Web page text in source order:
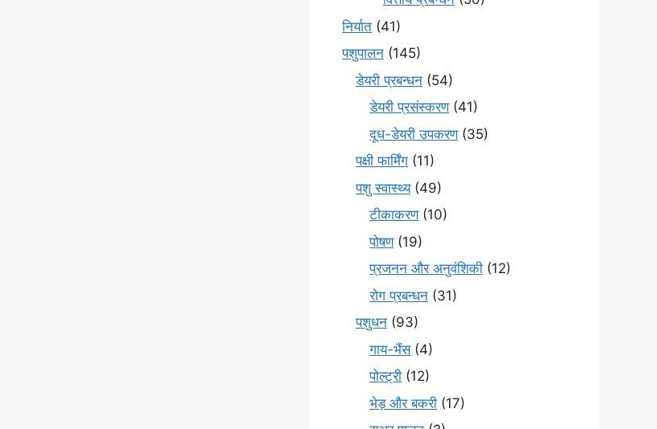
निर्यात (41)
पशुपालन (145)
डेयरी प्रबन्धन (54)
डेयरी प्रसंस्करण(41)
दूध-डेयरी उपकरण(35)
पक्षी फार्मिंग (11)
पशु स्वास्थ्य(49)
टीकाकरण(10)
पोषण(19)
प्रजनन और अनुवंशिकी (12)
रोग प्रबन्धन (31)
पशुधन (93)
गाय-भैंस(4)
पोल्ट्री (12)
भेड़ और बकरी (17)